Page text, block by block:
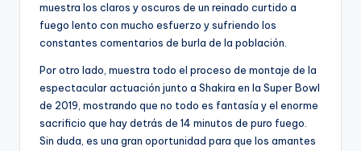
muestra los claros y oscuros de un reinado curtido a
fuego lento con mucho esfuerzo y sufriendo los
constantes comentarios de burla de la población.
Por otro lado, muestra todo el proceso de montaje de la
espectacular actuación junto a Shakira en la Super Bowl
de 2019, mostrando que no todo es fantasía y el enorme
sacrificio que hay detrás de 14 minutos de puro fuego.
Sin duda, es una gran oportunidad para que los amantes